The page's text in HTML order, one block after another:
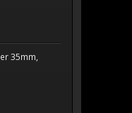
35mm,